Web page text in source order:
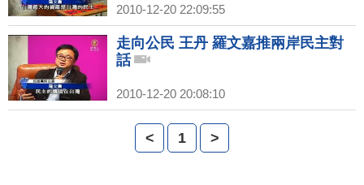
2010-12-20 22:09:55
走向公民 王丹 羅文嘉推兩岸民主對
話
2010-12-20 20:08:10
< 1 >